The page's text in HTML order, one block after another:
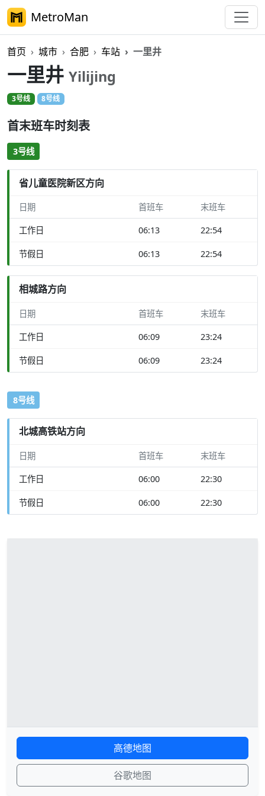
MetroMan
首页 城市 合肥 车站 一里井
一里井 Yilijing
3号线 8号线
首末班车时刻表
3号线
省儿童医院新区方向
日期 首班车 末班车
工作日 06:13 22:54
节假日 06:13 22:54
相城路方向
日期 首班车 末班车
工作日 06:09 23:24
节假日 06:09 23:24
8号线
北城高铁站方向
日期 首班车 末班车
工作日 06:00 22:30
节假日 06:00 22:30
高德地图
谷歌地图